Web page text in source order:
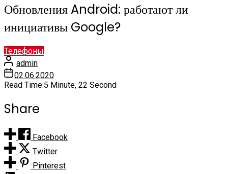
Обновления Android: работают ли
инициативы Google?
Телефоны
admin
02.06.2020
Read Time:5 Minute, 22 Second
Share
Facebook
Twitter
Pinterest